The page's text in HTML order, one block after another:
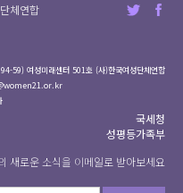
체연합
59) 여성미래센터 501호 (사)한국여성단체연합
국세청
성평등가족부
새로운 소식을 이메일로 받아보세요